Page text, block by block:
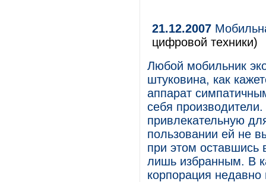
21.12.2007
цифровой техники)
Любой мобильник
штуковина, как
аппарат
себя
привлекательную
пользовании ей не
при этом оставшись
лишь избранным. В
корпорация